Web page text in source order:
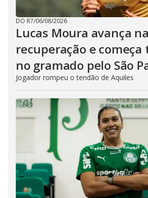
DO R7/06/08/2026
Lucas Moura avança na
recuperação e
no gramado pelo São
Jogador rompeu o tendão de Aquiles